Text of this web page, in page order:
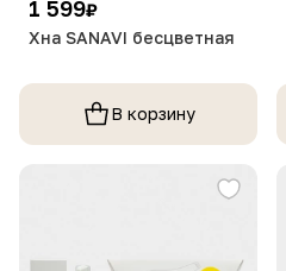
1 599₽
Хна SANAVI бесцветная
В корзину